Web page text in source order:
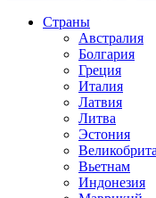
Страны
Австралия
Болгария
Греция
Италия
Латвия
Литва
Эстония
Вьетнам
Индонезия